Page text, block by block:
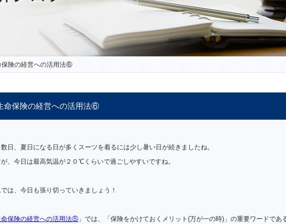
保険の経営への活用法⑥
命保険の経営への活用法⑥
日、夏日になる日が多くスーツを着るには少し暑い日が続きましたね。
、今日は最高気温が２０℃くらいで過ごしやすいですね。
は、今日も張り切っていきましょう！
命保険の経営への活用法⑤ 」では、「保険をかけておくメリット(万が一の時)」の重要ワードであ